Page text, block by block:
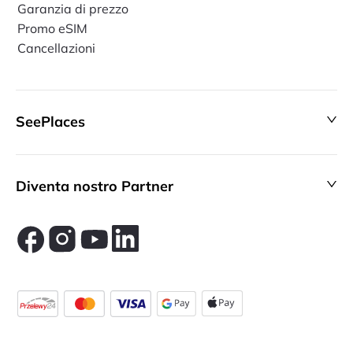
Garanzia di prezzo
Promo eSIM
Cancellazioni
SeePlaces
Diventa nostro Partner